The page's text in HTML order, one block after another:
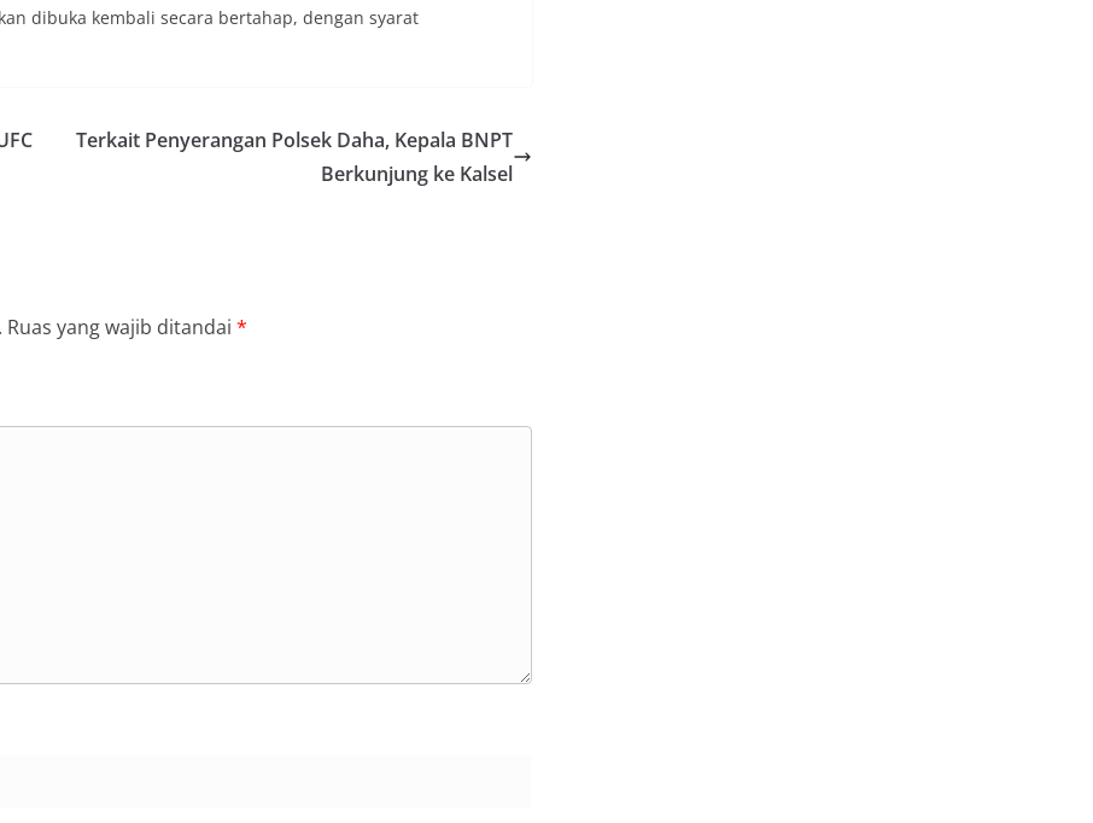
dibuka kembali secara bertahap, dengan syarat
Terkait Penyerangan Polsek Daha, Kepala BNPT
Berkunjung ke Kalsel
Ruas yang wajib ditandai *